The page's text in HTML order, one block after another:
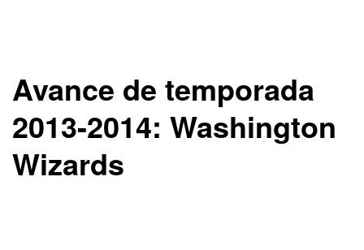
Avance de temporada
2013-2014: Washington
Wizards